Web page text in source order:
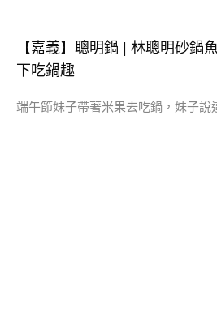
【嘉義】聰明鍋 | 林聰明砂鍋
下吃鍋趣
端午節妹子帶著米果去吃鍋，妹子說